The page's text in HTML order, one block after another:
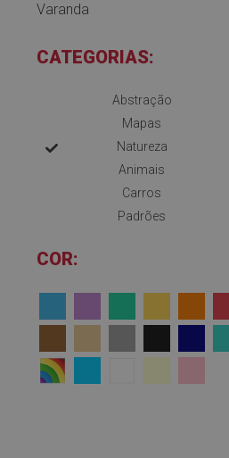
Varanda
CATEGORIAS:
Abstração
Mapas
Natureza
Animais
Carros
Padrões
COR: